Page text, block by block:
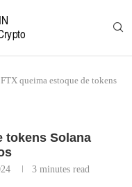
FTX queima estoque de tokens
tokens Solana
3 minutes read